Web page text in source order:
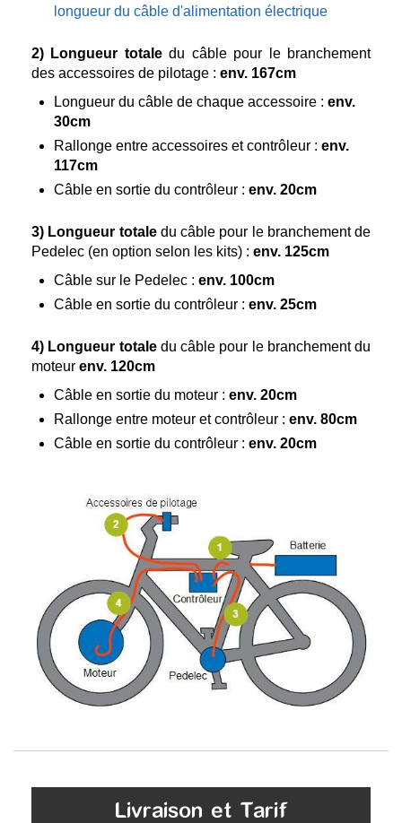
longueur du câble d'alimentation électrique
2) Longueur totaledu câble pour le branchement
des accessoires de pilotage : env. 167cm
Longueur du câble de chaque accessoire : env.
30cm
Rallonge entre accessoires et contrôleur : env.
117cm
Câble en sortie du contrôleur : env. 20cm
3) Longueur totaledu câble pour le branchement de
Pedelec (en option selon les kits) : env. 125cm
Câble sur le Pedelec : env. 100cm
Câble en sortie du contrôleur : env. 25cm
4) Longueur totaledu câble pour le branchement du
moteur env. 120cm
Câble en sortie du moteur : env. 20cm
Rallonge entre moteur et contrôleur : env. 80cm
Câble en sortie du contrôleur : env. 20cm
Livraison et Tarif